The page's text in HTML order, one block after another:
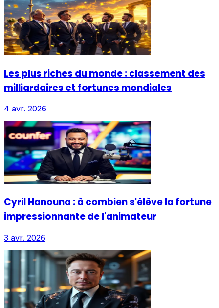
Les plus riches du monde : classement des
milliardaires et fortunes mondiales
4 avr. 2026
Cyril Hanouna : à combien s'élève la fortune
impressionnante de l'animateur
3 avr. 2026